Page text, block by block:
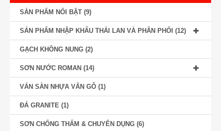
SẢN PHẨM VẬT LIỆU TRANG TRÍ
THƯ VIỆN HÌNH ẢNH
TIN TỨC
HƯỚNG DẪN KỸ THUẬT
SẢN PHẨM NỔI BẬT (9)
SẢN PHẨM NHẬP KHẨU THÁI LAN VÀ PHÂN PHỐI (12)
GẠCH KHÔNG NUNG (2)
SƠN NƯỚC ROMAN (14)
VÁN SÀN NHỰA VÂN GỖ (1)
ĐÁ GRANITE (1)
SƠN CHỐNG THẤM & CHUYÊN DỤNG (6)